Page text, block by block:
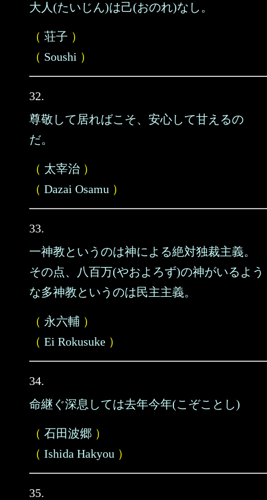
大人(たいじん)は己(おのれ)なし。
（ 荘子 ）
（ Soushi ）
32.
尊敬して居ればこそ、安心して甘えるの
だ。
（ 太宰治 ）
（ Dazai Osamu ）
33.
一神教というのは神による絶対独裁主義。
その点、八百万(やおよろず)の神がいるよう
な多神教というのは民主主義。
（ 永六輔 ）
（ Ei Rokusuke ）
34.
命継ぐ深息しては去年今年(こぞことし)
（ 石田波郷 ）
（ Ishida Hakyou ）
35.